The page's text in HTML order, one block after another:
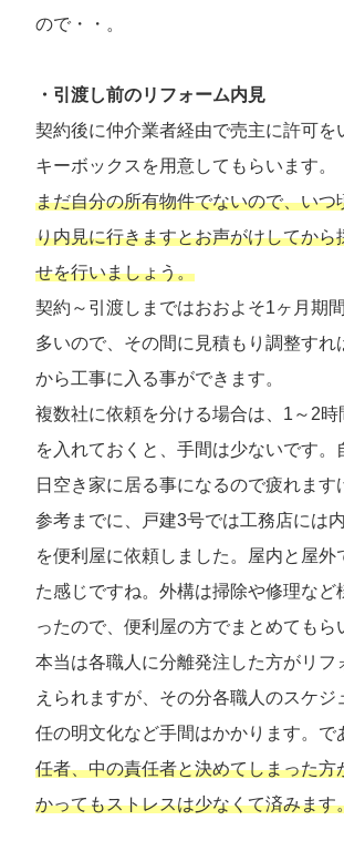
ので・・。
・引渡し前のリフォーム内見
契約後に仲介業者経由で売主に許可を
キーボックスを用意してもらいます。
まだ自分の所有物件でないので、いつ
り内見に行きますとお声がけしてから
せを行いましょう。
契約～引渡しまではおおよそ1ヶ月期
多いので、その間に見積もり調整すれ
から工事に入る事ができます。
複数社に依頼を分ける場合は、1～2時
を入れておくと、手間は少ないです。
日空き家に居る事になるので疲れます
参考までに、戸建3号では工務店には
を便利屋に依頼しました。屋内と屋外
た感じですね。外構は掃除や修理など
ったので、便利屋の方でまとめてもら
本当は各職人に分離発注した方がリフ
えられますが、その分各職人のスケジ
任の明文化など手間はかかります。で
任者、中の責任者と決めてしまった方
かってもストレスは少なくて済みます